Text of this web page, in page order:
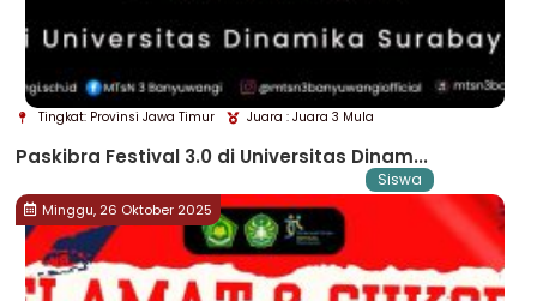
Siswa
Tingkat: Provinsi Jawa Timur Juara : Juara 3 Mula
Paskibra Festival 3.0 di Universitas Dinam...
Minggu, 26 Oktober 2025